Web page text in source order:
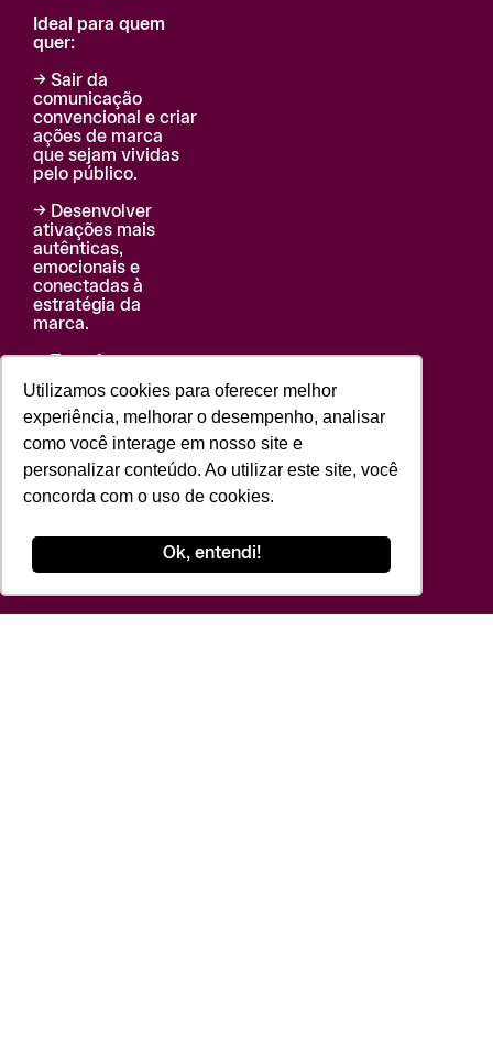
Utilizamos cookies para oferecer melhor
experiência, melhorar o desempenho, analisar
como você interage em nosso site e
personalizar conteúdo. Ao utilizar este site, você
concorda com o uso de cookies.
Ok, entendi!
Ideal para quem
quer:
→ Sair da
comunicação
convencional e criar
ações de marca
que sejam vividas
pelo público.
→ Desenvolver
ativações mais
autênticas,
emocionais e
conectadas à
estratégia da
marca.
→ Transformar
ideias criativas em
experiências
capazes de gerar
lembrança,
conexão e valor
para marcas e
negócios.